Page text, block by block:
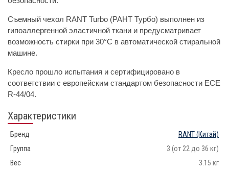
Съемный чехол RANT Turbo (РАНТ Турбо) выполнен из
гипоаллергенной эластичной ткани и предусматривает
возможность стирки при 30°С в автоматической стиральной
машине.
Кресло прошло испытания и сертифицировано в
соответствии с европейским стандартом безопасности ECE
R-44/04.
Характеристики
Бренд RANT(Китай)
Группа
3 (от 22 до 36 кг)
Вес
3.15 кг